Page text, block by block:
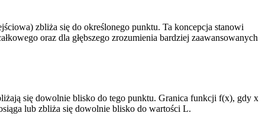
zbliża się do określonego punktu. Ta koncepcja stanowi
oraz dla głębszego zrozumienia bardziej zaawansowanych
się dowolnie blisko do tego punktu. Granica funkcji f(x), gdy x
lub zbliża się dowolnie blisko do wartości L.